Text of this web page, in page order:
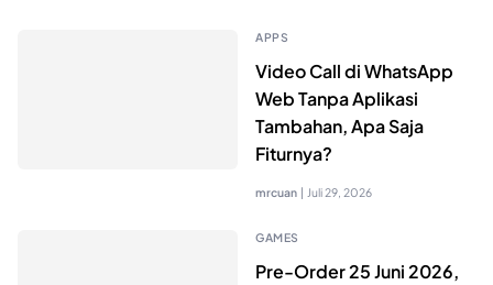
APPS
Video Call di WhatsApp
Web Tanpa Aplikasi
Tambahan, Apa Saja
Fiturnya?
mrcuan | Juli 29, 2026
GAMES
Pre-Order 25 Juni 2026,